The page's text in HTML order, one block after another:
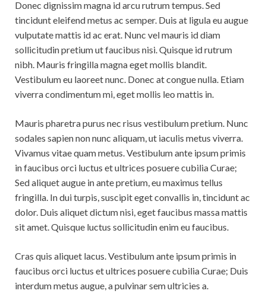
Donec dignissim magna id arcu rutrum tempus. Sed
tincidunt eleifend metus ac semper. Duis at ligula eu augue
vulputate mattis id ac erat. Nunc vel mauris id diam
sollicitudin pretium ut faucibus nisi. Quisque id rutrum
nibh. Mauris fringilla magna eget mollis blandit.
Vestibulum eu laoreet nunc. Donec at congue nulla. Etiam
viverra condimentum mi, eget mollis leo mattis in.
Mauris pharetra purus nec risus vestibulum pretium. Nunc
sodales sapien non nunc aliquam, ut iaculis metus viverra.
Vivamus vitae quam metus. Vestibulum ante ipsum primis
in faucibus orci luctus et ultrices posuere cubilia Curae;
Sed aliquet augue in ante pretium, eu maximus tellus
fringilla. In dui turpis, suscipit eget convallis in, tincidunt ac
dolor. Duis aliquet dictum nisi, eget faucibus massa mattis
sit amet. Quisque luctus sollicitudin enim eu faucibus.
Cras quis aliquet lacus. Vestibulum ante ipsum primis in
faucibus orci luctus et ultrices posuere cubilia Curae; Duis
interdum metus augue, a pulvinar sem ultricies a.